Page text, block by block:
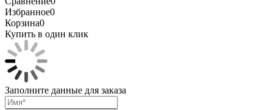
Избранное0
Корзина0
Купить в один клик
Заполните данные для заказа